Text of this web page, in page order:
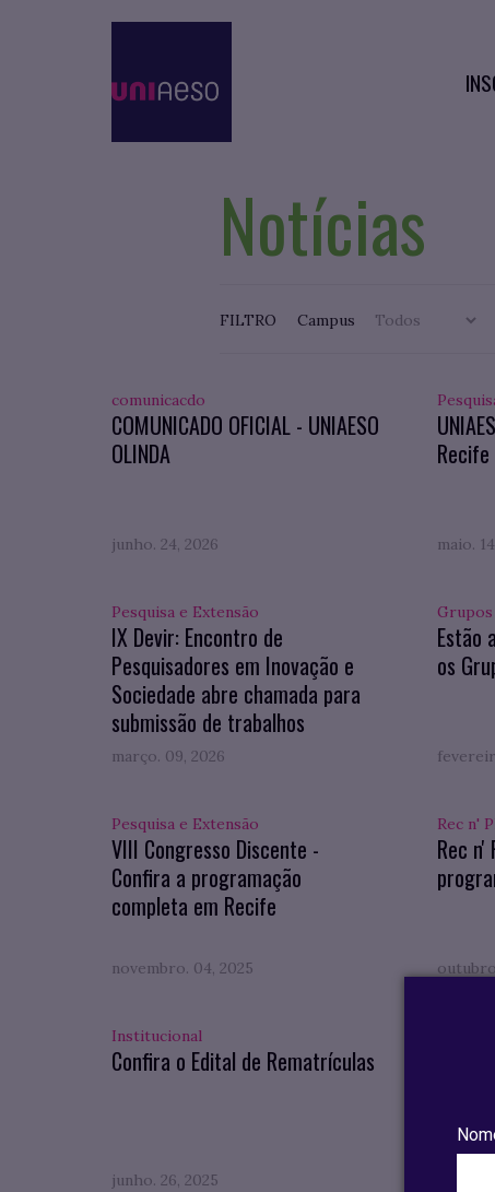
Notícias
FILTRO Campus
comunicacdo
COMUNICADO OFICIAL - UNIAESO
OLINDA
junho. 24, 2026 maio.
Pesquisa e Extensão
IX Devir: Encontro de
Pesquisadores em Inovação e
Sociedade abre chamada para
submissão de trabalhos
março. 09, 2026
Estão
os
Pesquisa e Extensão
VIII Congresso Discente -
Confira a programação
completa em Recife
novembro. 04, 2025
Rec n'
Rec
Institucional
Confira o Edital de Rematrículas
junho. 26, 2025
do